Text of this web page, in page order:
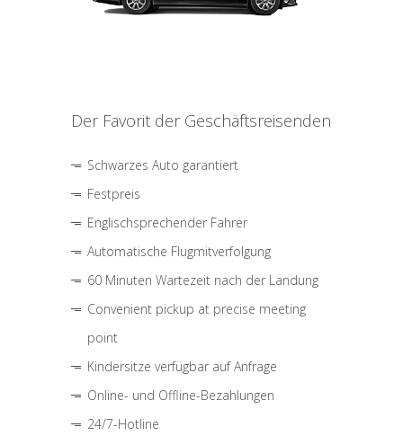
Der Favorit der Geschäftsreisenden
Schwarzes Auto garantiert
Festpreis
Englischsprechender Fahrer
Automatische Flugmitverfolgung
60 Minuten Wartezeit nach der Landung
Convenient pickup at precise meeting
point
Kindersitze verfügbar auf Anfrage
Online- und Offline-Bezahlungen
24/7-Hotline